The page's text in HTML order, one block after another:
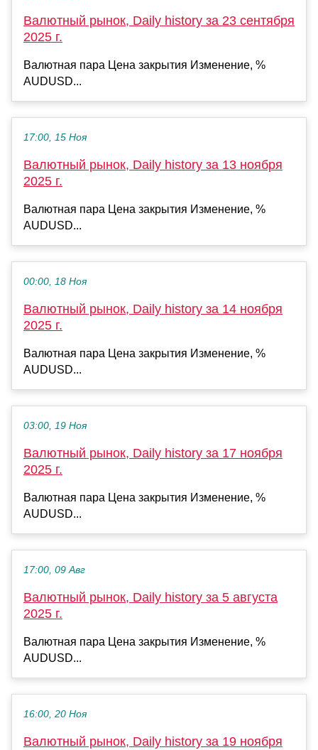
Валютный рынок, Daily history за 23 сентября
2025 г.
Валютная пара Цена закрытия Изменение, %
AUDUSD...
17:00, 15 Ноя
Валютный рынок, Daily history за 13 ноября
2025 г.
Валютная пара Цена закрытия Изменение, %
AUDUSD...
00:00, 18 Ноя
Валютный рынок, Daily history за 14 ноября
2025 г.
Валютная пара Цена закрытия Изменение, %
AUDUSD...
03:00, 19 Ноя
Валютный рынок, Daily history за 17 ноября
2025 г.
Валютная пара Цена закрытия Изменение, %
AUDUSD...
17:00, 09 Авг
Валютный рынок, Daily history за 5 августа
2025 г.
Валютная пара Цена закрытия Изменение, %
AUDUSD...
16:00, 20 Ноя
Валютный рынок, Daily history за 19 ноября